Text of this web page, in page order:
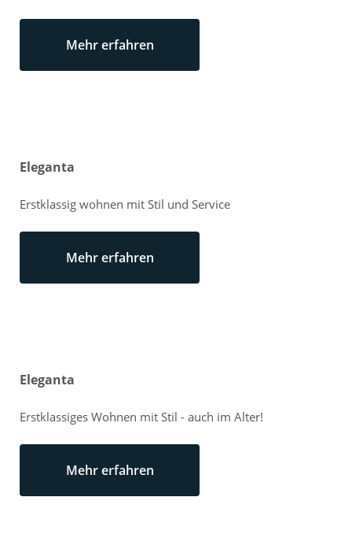
Mehr erfahren
Eleganta
Erstklassig wohnen mit Stil und Service
Mehr erfahren
Eleganta
Erstklassiges Wohnen mit Stil - auch im Alter!
Mehr erfahren